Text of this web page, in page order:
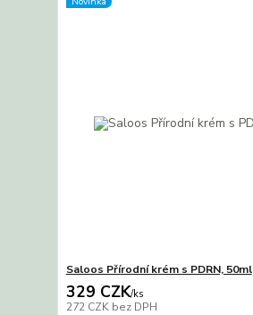
Saloos Přírodní krém s PDRN, 50ml
329 CZK/ks
272 CZK bez DPH